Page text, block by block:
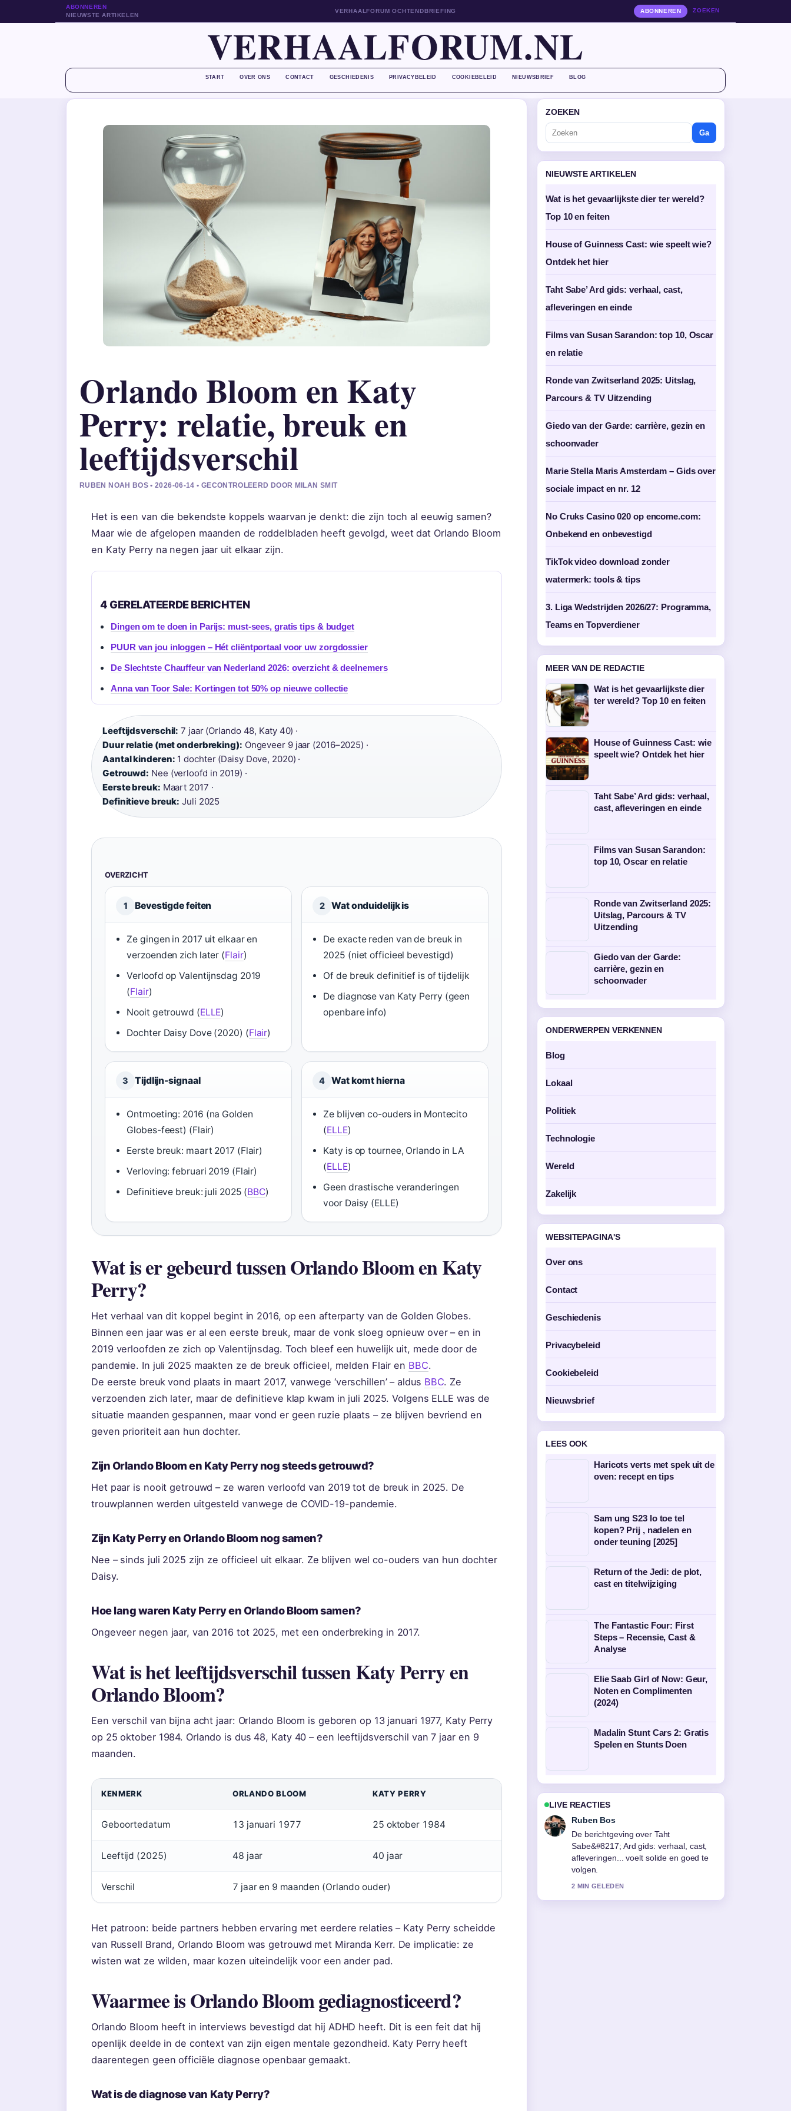
ABONNEREN
NIEUWSTE ARTIKELEN
VERHAALFORUM OCHTENDBRIEFING ABONNEREN ZOEKEN
VERHAALFORUM.NL
START OVER ONS CONTACT GESCHIEDENIS PRIVACYBELEID COOKIEBELEID NIEUWSBRIEF BLOG
Orlando Bloom en Katy
Perry: relatie, breuk en
leeftijdsverschil
RUBEN NOAH BOS • 2026-06-14 • GECONTROLEERD DOOR MILAN SMIT
Het is een van die bekendste koppels waarvan je denkt: die zijn toch al eeuwig samen?
Maar wie de afgelopen maanden de roddelbladen heeft gevolgd, weet dat Orlando Bloom
en Katy Perry na negen jaar uit elkaar zijn.
4 GERELATEERDE BERICHTEN
Dingen om te doen in Parijs: must-sees, gratis tips & budget
PUUR van jou inloggen – Hét cliëntportaal voor uw zorgdossier
De Slechtste Chauffeur van Nederland 2026: overzicht & deelnemers
Anna van Toor Sale: Kortingen tot 50% op nieuwe collectie
Leeftijdsverschil: 7 jaar (Orlando 48, Katy 40) ·
Duur relatie (met onderbreking): Ongeveer 9 jaar (2016–2025) ·
Aantal kinderen: 1 dochter (Daisy Dove, 2020) ·
Getrouwd: Nee (verloofd in 2019) ·
Eerste breuk: Maart 2017 ·
Definitieve breuk: Juli 2025
OVERZICHT
1 Bevestigde feiten
Ze gingen in 2017 uit elkaar en
verzoenden zich later (Flair)
Verloofd op Valentijnsdag 2019
(Flair)
Nooit getrouwd (ELLE)
Dochter Daisy Dove (2020) (Flair)
2 Wat onduidelijk is
De exacte reden van de breuk in
2025 (niet officieel bevestigd)
Of de breuk definitief is of tijdelijk
De diagnose van Katy Perry (geen
openbare info)
3 Tijdlijn-signaal
Ontmoeting: 2016 (na Golden
Globes-feest) (Flair)
Eerste breuk: maart 2017 (Flair)
Verloving: februari 2019 (Flair)
Definitieve breuk: juli 2025 (BBC)
4 Wat komt hierna
Ze blijven co-ouders in Montecito
(ELLE)
Katy is op tournee, Orlando in LA
(ELLE)
Geen drastische veranderingen
voor Daisy (ELLE)
Wat is er gebeurd tussen Orlando Bloom en Katy
Perry?
Het verhaal van dit koppel begint in 2016, op een afterparty van de Golden Globes.
Binnen een jaar was er al een eerste breuk, maar de vonk sloeg opnieuw over – en in
2019 verloofden ze zich op Valentijnsdag. Toch bleef een huwelijk uit, mede door de
pandemie. In juli 2025 maakten ze de breuk officieel, melden Flair en BBC.
De eerste breuk vond plaats in maart 2017, vanwege ‘verschillen’ – aldus BBC. Ze
verzoenden zich later, maar de definitieve klap kwam in juli 2025. Volgens ELLE was de
situatie maanden gespannen, maar vond er geen ruzie plaats – ze blijven bevriend en
geven prioriteit aan hun dochter.
Zijn Orlando Bloom en Katy Perry nog steeds getrouwd?
Het paar is nooit getrouwd – ze waren verloofd van 2019 tot de breuk in 2025. De
trouwplannen werden uitgesteld vanwege de COVID-19-pandemie.
Zijn Katy Perry en Orlando Bloom nog samen?
Nee – sinds juli 2025 zijn ze officieel uit elkaar. Ze blijven wel co-ouders van hun dochter
Daisy.
Hoe lang waren Katy Perry en Orlando Bloom samen?
Ongeveer negen jaar, van 2016 tot 2025, met een onderbreking in 2017.
Wat is het leeftijdsverschil tussen Katy Perry en
Orlando Bloom?
Een verschil van bijna acht jaar: Orlando Bloom is geboren op 13 januari 1977, Katy Perry
op 25 oktober 1984. Orlando is dus 48, Katy 40 – een leeftijdsverschil van 7 jaar en 9
maanden.
KENMERK ORLANDO BLOOM KATY PERRY
Geboortedatum 13 januari 1977 25 oktober 1984
Leeftijd (2025) 48 jaar 40 jaar
Verschil 7 jaar en 9 maanden (Orlando ouder)
Het patroon: beide partners hebben ervaring met eerdere relaties – Katy Perry scheidde
van Russell Brand, Orlando Bloom was getrouwd met Miranda Kerr. De implicatie: ze
wisten wat ze wilden, maar kozen uiteindelijk voor een ander pad.
Waarmee is Orlando Bloom gediagnosticeerd?
Orlando Bloom heeft in interviews bevestigd dat hij ADHD heeft. Dit is een feit dat hij
openlijk deelde in de context van zijn eigen mentale gezondheid. Katy Perry heeft
daarentegen geen officiële diagnose openbaar gemaakt.
Wat is de diagnose van Katy Perry?
ZOEKEN
Ga
NIEUWSTE ARTIKELEN
Wat is het gevaarlijkste dier ter wereld?
Top 10 en feiten
House of Guinness Cast: wie speelt wie?
Ontdek het hier
Taht Sabe’ Ard gids: verhaal, cast,
afleveringen en einde
Films van Susan Sarandon: top 10, Oscar
en relatie
Ronde van Zwitserland 2025: Uitslag,
Parcours & TV Uitzending
Giedo van der Garde: carrière, gezin en
schoonvader
Marie Stella Maris Amsterdam – Gids over
sociale impact en nr. 12
No Cruks Casino 020 op encome.com:
Onbekend en onbevestigd
TikTok video download zonder
watermerk: tools & tips
3. Liga Wedstrijden 2026/27: Programma,
Teams en Topverdiener
MEER VAN DE REDACTIE
Wat is het gevaarlijkste dier
ter wereld? Top 10 en feiten
House of Guinness Cast: wie
speelt wie? Ontdek het hier
Taht Sabe’ Ard gids: verhaal,
cast, afleveringen en einde
Films van Susan Sarandon:
top 10, Oscar en relatie
Ronde van Zwitserland 2025:
Uitslag, Parcours & TV
Uitzending
Giedo van der Garde:
carrière, gezin en
schoonvader
ONDERWERPEN VERKENNEN
Blog
Lokaal
Politiek
Technologie
Wereld
Zakelijk
WEBSITEPAGINA'S
Over ons
Contact
Geschiedenis
Privacybeleid
Cookiebeleid
Nieuwsbrief
LEES OOK
Haricots verts met spek uit de
oven: recept en tips
Sam ung S23 lo toe tel
kopen? Prij , nadelen en
onder teuning [2025]
Return of the Jedi: de plot,
cast en titelwijziging
The Fantastic Four: First
Steps – Recensie, Cast &
Analyse
Elie Saab Girl of Now: Geur,
Noten en Complimenten
(2024)
Madalin Stunt Cars 2: Gratis
Spelen en Stunts Doen
LIVE REACTIES
Sanne Bakker
Goede verificatie rond Wat is het
gevaarlijkste dier ter wereld?.... Meer
redacties zouden zo moeten schrijven.
4 MIN GELEDEN